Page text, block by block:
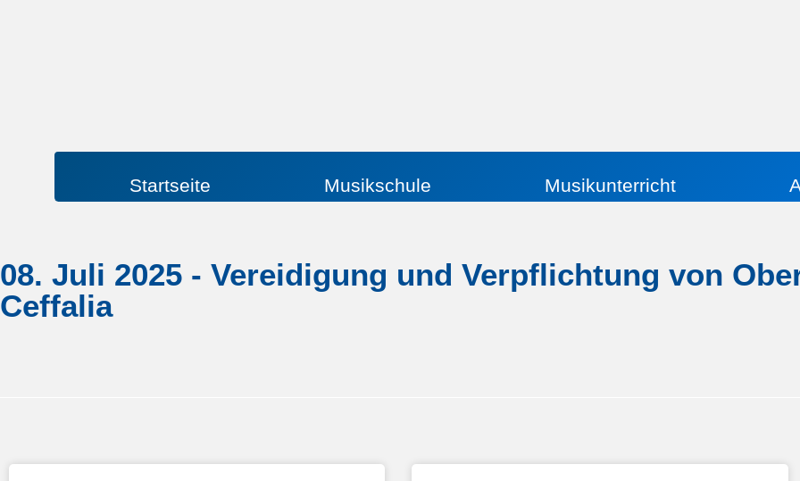
Startseite Musikschule Musikunterricht
08. Juli 2025 - Vereidigung und Verpflichtung von
Ceffalia